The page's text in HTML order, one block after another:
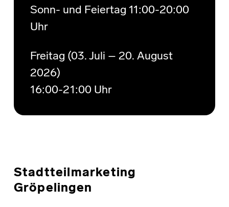
Sonn- und Feiertag 11:00-20:00
Uhr
Freitag (03. Juli – 20. August
2026)
16:00-21:00 Uhr
Stadtteilmarketing
Gröpelingen